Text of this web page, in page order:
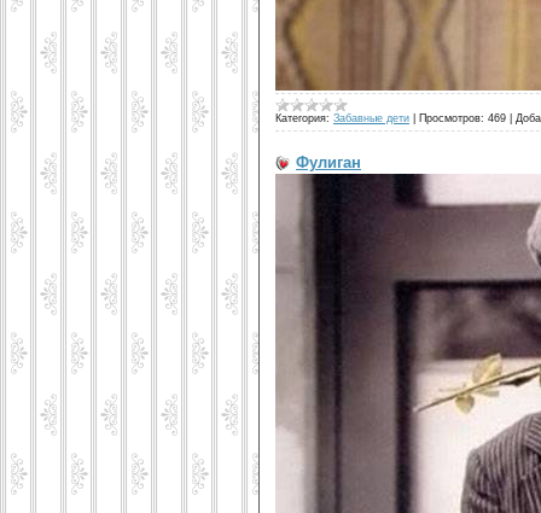
Категория: Забавные дети Просмотров: 469
Фулиган